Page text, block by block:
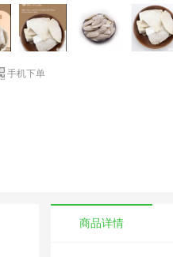
手机下单
商品详情